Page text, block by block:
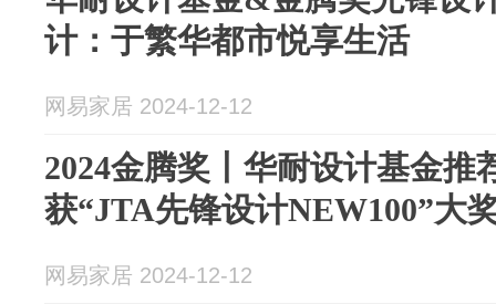
计：于繁华都市悦享生活
网易家居 2024-12-12
2024金腾奖丨华耐设计基金推
获“JTA先锋设计NEW100”大
网易家居 2024-12-12